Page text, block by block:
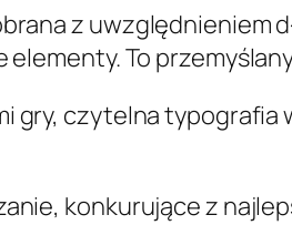
z uwzględnieniem
To
gry, czytelna
konkurujące z